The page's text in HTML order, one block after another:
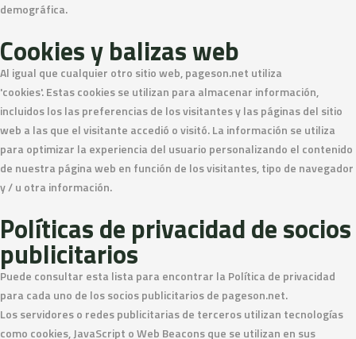
demográfica.
Cookies y balizas web
Al igual que cualquier otro sitio web, pageson.net utiliza
'cookies'. Estas cookies se utilizan para almacenar información,
incluidos los las preferencias de los visitantes y las páginas del sitio
web a las que el visitante accedió o visitó. La información se utiliza
para optimizar la experiencia del usuario personalizando el contenido
de nuestra página web en función de los visitantes, tipo de navegador
y / u otra información.
Políticas de privacidad de socios
publicitarios
Puede consultar esta lista para encontrar la Política de privacidad
para cada uno de los socios publicitarios de pageson.net.
Los servidores o redes publicitarias de terceros utilizan tecnologías
como cookies, JavaScript o Web Beacons que se utilizan en sus